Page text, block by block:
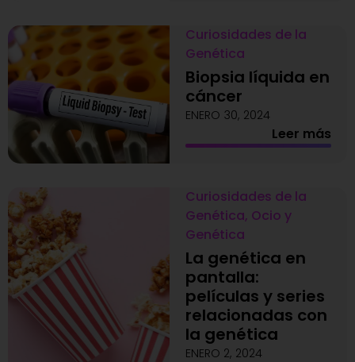
Curiosidades de la
Genética
Biopsia líquida en
cáncer
ENERO 30, 2024
Leer más
Curiosidades de la
Genética, Ocio y
Genética
La genética en
pantalla:
películas y series
relacionadas con
la genética
ENERO 2, 2024